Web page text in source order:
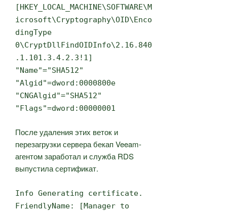
[HKEY_LOCAL_MACHINE\SOFTWARE\M
icrosoft\Cryptography\OID\Enco
dingType
0\CryptDllFindOIDInfo\2.16.840
.1.101.3.4.2.3!1]
"Name"="SHA512"
"Algid"=dword:0000800e
"CNGAlgid"="SHA512"
"Flags"=dword:00000001
После удаления этих веток и
перезагрузки сервера бекап Veeam-
агентом заработал и служба RDS
выпустила сертификат.
Info Generating certificate.
FriendlyName: [Manager to